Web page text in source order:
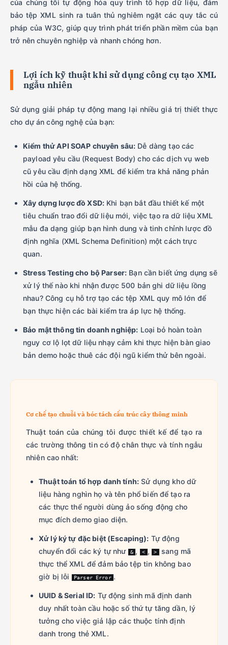
của chúng tôi tự động hóa quy trình tổ hợp dữ liệu, đảm
bảo tệp XML sinh ra tuân thủ nghiêm ngặt các quy tắc cú
pháp của W3C, giúp quy trình phát triển phần mềm của bạn
trở nên chuyên nghiệp và nhanh chóng hơn.
Lợi ích kỹ thuật khi sử dụng công cụ tạo XML
ngẫu nhiên
Sử dụng giải pháp tự động mang lại nhiều giá trị thiết thực
cho dự án công nghệ của bạn:
Kiểm thử API SOAP chuyên sâu: Dễ dàng tạo các
payload yêu cầu (Request Body) cho các dịch vụ web
cũ yêu cầu định dạng XML để kiểm tra khả năng phản
hồi của hệ thống.
Xây dựng lược đồ XSD:Khi bạn bắt đầu thiết kế một
tiêu chuẩn trao đổi dữ liệu mới, việc tạo ra dữ liệu XML
mẫu đa dạng giúp bạn hình dung và tinh chỉnh lược đồ
định nghĩa (XML Schema Definition) một cách trực
quan.
Stress Testing cho bộ Parser: Bạn cần biết ứng dụng sẽ
xử lý thế nào khi nhận được 500 bản ghi dữ liệu lồng
nhau? Công cụ hỗ trợ tạo các tệp XML quy mô lớn để
bạn thực hiện các bài kiểm tra áp lực hệ thống.
Bảo mật thông tin doanh nghiệp: Loại bỏ hoàn toàn
nguy cơ lộ lọt dữ liệu nhạy cảm khi thực hiện bàn giao
bản demo hoặc thuê các đội ngũ kiểm thử bên ngoài.
Cơ chế tạo chuỗi và bóc tách cấu trúc cây thông minh
Thuật toán của chúng tôi được thiết kế để tạo ra
các trường thông tin có độ chân thực và tính ngẫu
nhiên cao nhất:
Thuật toán tổ hợp danh tính:Sử dụng kho dữ
liệu hàng nghìn họ và tên phổ biến để tạo ra
các thực thể người dùng ảo sống động cho
mục đích demo giao diện.
Xử lý ký tự đặc biệt (Escaping): Tự động
chuyển đổi các ký tự như
& , < , > sang mã
thực thể XML để đảm bảo tệp tin không bao
giờ bị lỗi
Parser Error .
UUID & Serial ID: Tự động sinh mã định danh
duy nhất toàn cầu hoặc số thứ tự tăng dần, lý
tưởng cho việc giả lập các thuộc tính định
danh trong thẻ XML.